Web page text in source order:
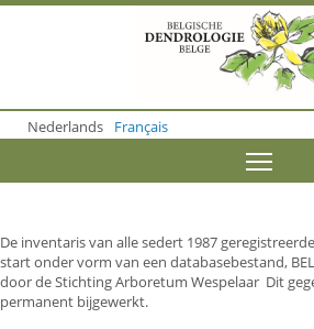
o
m
o
n
t
e
n
Nederlands Français
De inventaris van alle sedert 1987
start onder vorm van een databasebestand,
door de Stichting Arboretum Wespelaar Dit
permanent bijgewerkt.